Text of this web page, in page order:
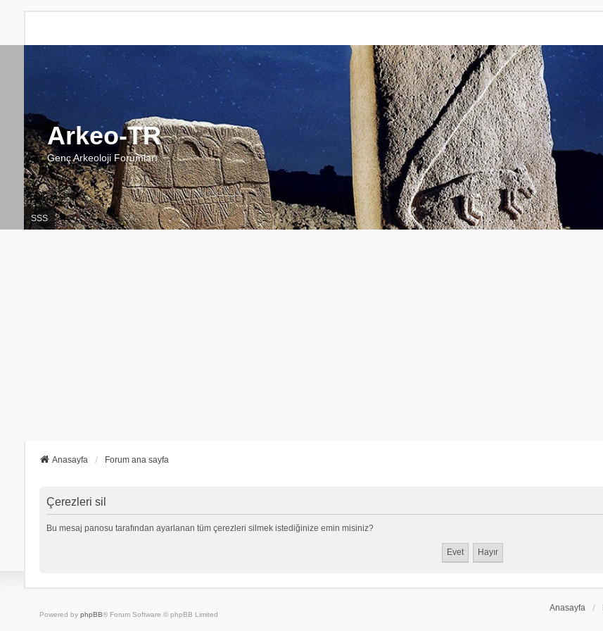
Arkeo-TR
Genç Arkeoloji Forumları
SSS
Anasayfa Forum ana sayfa
Çerezleri sil
Bu mesaj panosu tarafından ayarlanan tüm çerezleri silmek istediğinize emin misiniz?
Anasayfa
Powered by phpBB® Forum Software © phpBB Limited